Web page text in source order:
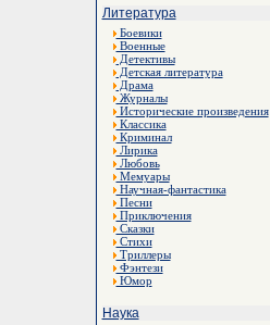
Литература
Боевики
Военные
Детективы
Детская литература
Драма
Журналы
Исторические произведения
Классика
Криминал
Лирика
Любовь
Мемуары
Научная-фантастика
Песни
Приключения
Сказки
Стихи
Триллеры
Фэнтези
Юмор
Наука